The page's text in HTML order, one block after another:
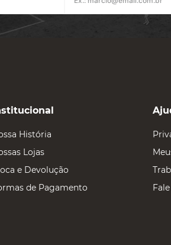
História
Lojas
e Devolução
de Pagamento